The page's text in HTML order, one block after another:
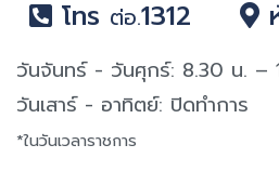
โทร ต่อ.1312
วันจันทร์ - วันศุกร์: 8.30 น. –
วันเสาร์ - อาทิตย์: ปิดทำการ
*ในวันเวลาราชการ